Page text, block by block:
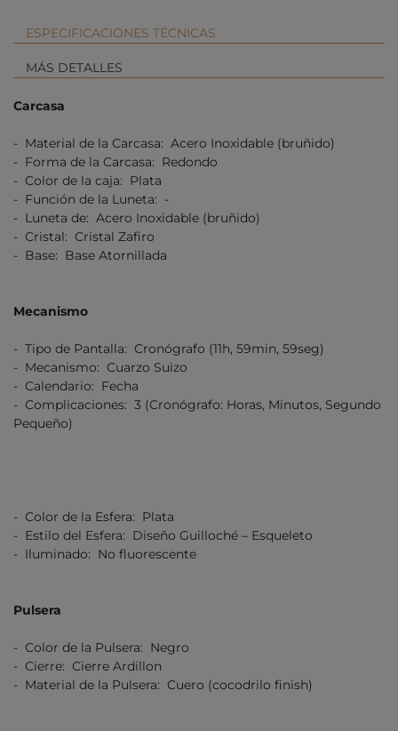
ESPECIFICACIONES TÉCNICAS
MÁS DETALLES
Carcasa
- Material de la Carcasa: Acero Inoxidable (bruñido)
- Forma de la Carcasa: Redondo
- Color de la caja: Plata
- Función de la Luneta: -
- Luneta de: Acero Inoxidable (bruñido)
- Cristal: Cristal Zafiro
- Base: Base Atornillada
Mecanismo
- Tipo de Pantalla: Cronógrafo (11h, 59min, 59seg)
- Mecanismo: Cuarzo Suizo
- Calendario: Fecha
- Complicaciones: 3 (Cronógrafo: Horas, Minutos, Segundo
Pequeño)
- Color de la Esfera: Plata
- Estilo del Esfera: Diseño Guilloché – Esqueleto
- Iluminado: No fluorescente
Pulsera
- Color de la Pulsera: Negro
- Cierre: Cierre Ardillon
- Material de la Pulsera: Cuero (cocodrilo finish)